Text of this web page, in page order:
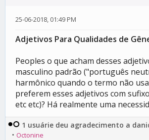
25-06-2018, 01:49 PM
Adjetivos Para Qualidades de
Peoples o que acham desses
masculino padrão ("português
harmônico quando o termo não
preferem esses adjetivos com sufixo
etc etc)? Há realmente uma
1 usuárie deu agradecimento a
• Octonine